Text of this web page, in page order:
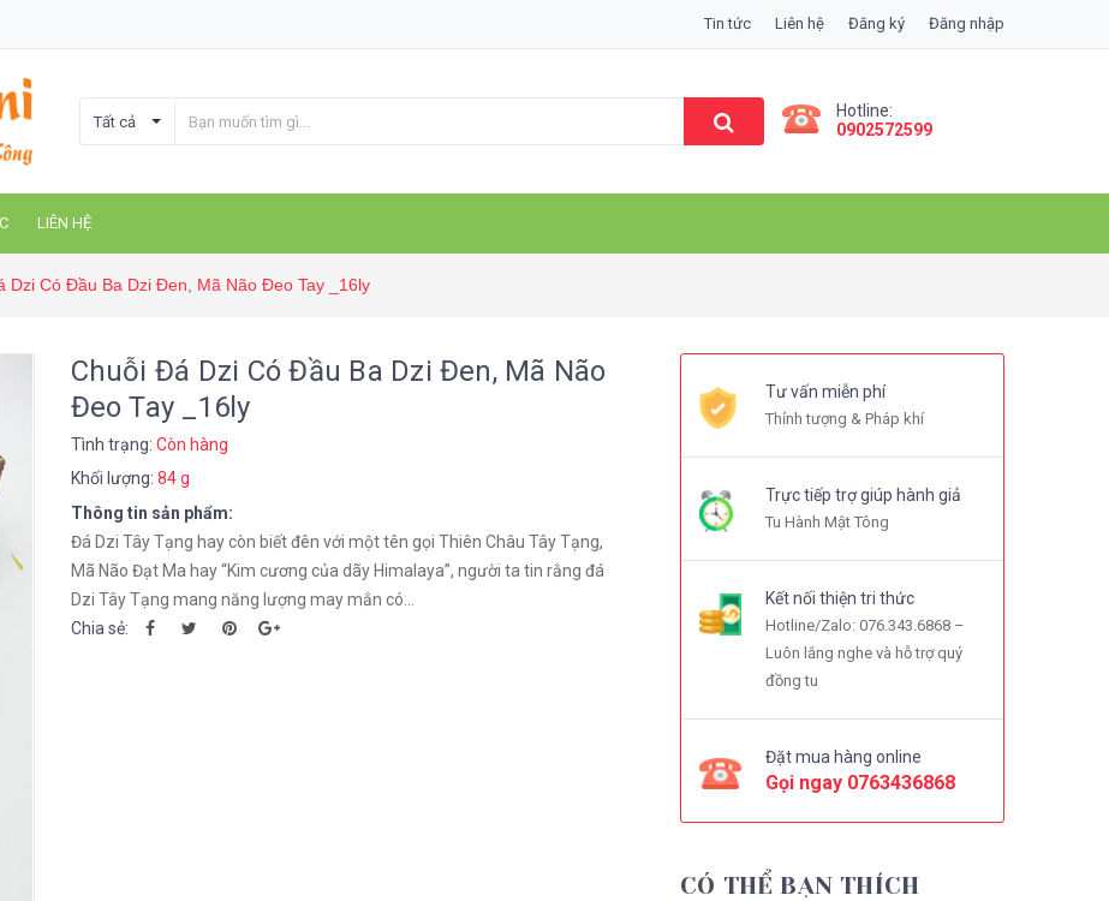
Tin tức Liên hệ Đăng ký Đăng nhập
Tất cả
Hotline:
0902572599
LIÊN HỆ
Dzi Có Đầu Ba Dzi Đen, Mã Não Đeo Tay _16ly
Chuỗi Đá Dzi Có Đầu Ba Dzi Đen, Mã Não
Đeo Tay _16ly
Tình trạng: Còn hàng
Khối lượng: 84 g
Thông tin sản phẩm:
Đá Dzi Tây Tạng hay còn biết đên với một tên gọi Thiên Châu Tây Tạng,
Mã Não Đạt Ma hay “Kim cương của dãy Himalaya”, người ta tin rằng đá
Dzi Tây Tạng mang năng lượng may mắn có...
Chia sẻ:
Tư vấn miễn phí
Thỉnh tượng & Pháp khí
Trực tiếp trợ giúp hành giả
Tu Hành Mật Tông
Kết nối thiện tri thức
Hotline/Zalo: 076.343.6868 –
Luôn lắng nghe và hỗ trợ quý
đồng tu
Đặt mua hàng online
Gọi ngay 0763436868
CÓ THỂ BẠN THÍCH